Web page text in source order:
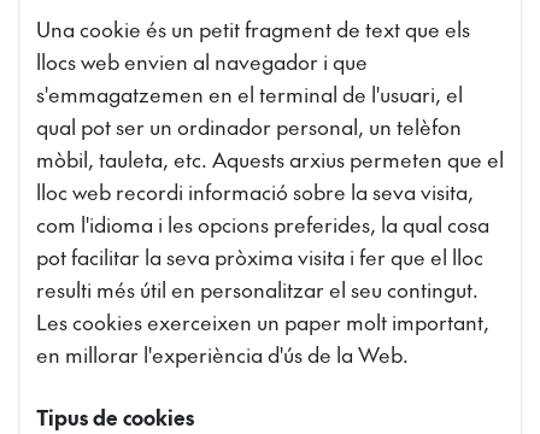
Una cookie és un petit fragment de text que els
llocs web envien al navegador i que
s'emmagatzemen en el terminal de l'usuari, el
qual pot ser un ordinador personal, un telèfon
mòbil, tauleta, etc. Aquests arxius permeten que el
lloc web recordi informació sobre la seva visita,
com l'idioma i les opcions preferides, la qual cosa
pot facilitar la seva pròxima visita i fer que el lloc
resulti més útil en personalitzar el seu contingut.
Les cookies exerceixen un paper molt important,
en millorar l'experiència d'ús de la Web.
Tipus de cookies